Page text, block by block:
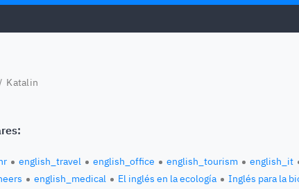
/ Katalin
english_travel english_office english_tourism english_it
english_medical El inglés en la ecología Inglés para la